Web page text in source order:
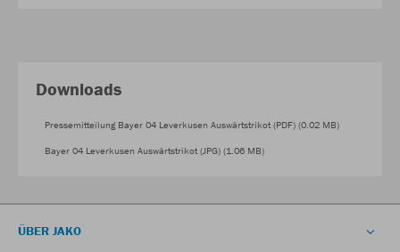
Downloads
Pressemitteilung Bayer 04 Leverkusen Auswärtstrikot (PDF) (0.02 MB)
Bayer 04 Leverkusen Auswärtstrikot (JPG) (1.06 MB)
ÜBER JAKO